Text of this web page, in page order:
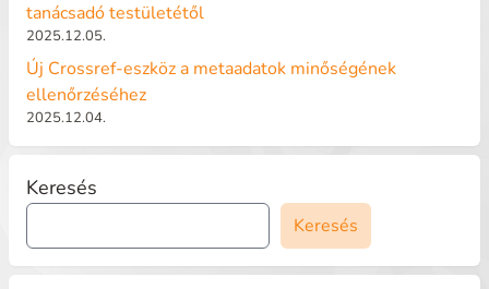
tanácsadó testületétől
2025.12.05.
Új Crossref-eszköz a metaadatok minőségének
ellenőrzéséhez
2025.12.04.
Keresés
Keresés